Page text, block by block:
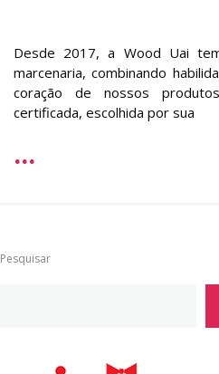
Desde 2017, a Wood Uai
marcenaria, combinando
coração de nossos
certificada, escolhida por sua
Pesquisar